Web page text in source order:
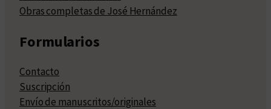
Obras completas de José Hernández
Formularios
Contacto
Suscripción
Envío de manuscritos/originales